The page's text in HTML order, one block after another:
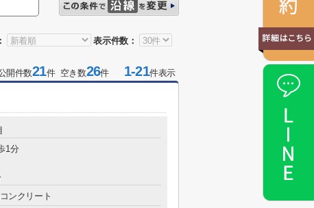
表示件数：
開件数21件 空き数26件1-21件表示
1分
ンクリート